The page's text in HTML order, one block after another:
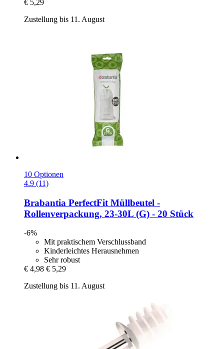
€ 5,29
Zustellung bis 11. August
10 Optionen
4.9 (11)
Brabantia PerfectFit Müllbeutel -​
Rollenverpackung, 23-​30L (G) -​ 20 Stück
-6%
Mit praktischem Verschlussband
Kinderleichtes Herausnehmen
Sehr robust
€ 4,98 € 5,29
Zustellung bis 11. August